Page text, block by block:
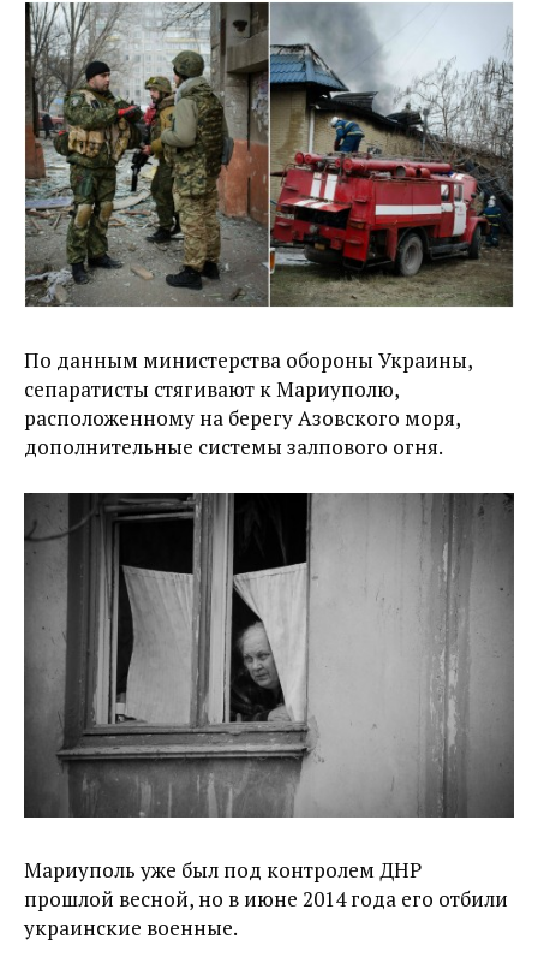
По данным министерства обороны Украины,
сепаратисты стягивают к Мариуполю,
расположенному на берегу Азовского моря,
дополнительные системы залпового огня.
Мариуполь уже был под контролем ДНР
прошлой весной, но в июне 2014 года его отбили
украинские военные.